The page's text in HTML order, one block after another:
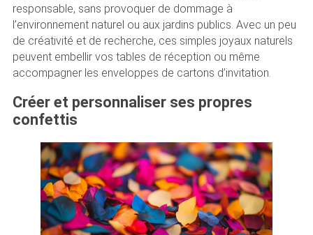
responsable, sans provoquer de dommage à
l’environnement naturel ou aux jardins publics. Avec un peu
de créativité et de recherche, ces simples joyaux naturels
peuvent embellir vos tables de réception ou même
accompagner les enveloppes de cartons d’invitation.
Créer et personnaliser ses propres
confettis